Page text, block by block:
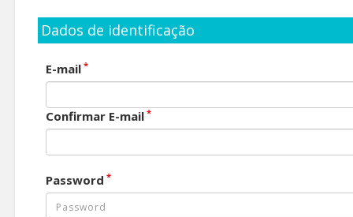
Dados de identificação
E-mail *
Confirmar E-mail *
Password *